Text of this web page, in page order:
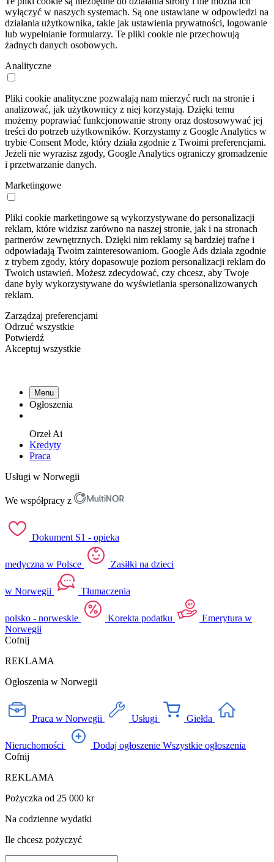
wyłączyć w naszych systemach. Są one ustawiane w odpowiedzi na
działania użytkownika, takie jak ustawienia prywatności, logowanie
lub wypełnianie formularzy. Te pliki cookie nie przechowują
żadnych danych osobowych.
Analityczne
Pliki cookie analityczne pozwalają nam mierzyć ruch na stronie i
analizować, jak użytkownicy z niej korzystają. Dzięki temu
możemy poprawiać funkcjonowanie strony oraz dostosowywać jej
treści do potrzeb użytkowników. Korzystamy z Google Analytics w
trybie Consent Mode, który działa zgodnie z Twoimi preferencjami.
Jeżeli nie wyrazisz zgody, Google Analytics ograniczy gromadzenie
i przetwarzanie danych.
Marketingowe
Pliki cookie marketingowe są wykorzystywane do personalizacji
reklam, które widzisz zarówno na naszej stronie, jak i na stronach
partnerów zewnętrznych. Dzięki nim reklamy są bardziej trafne i
odpowiadają Twoim zainteresowaniom. Google Ads działa zgodnie
z trybem zgody, który dopasowuje poziom personalizacji reklam do
Twoich ustawień. Możesz zdecydować, czy chcesz, aby Twoje
dane były wykorzystywane do wyświetlania spersonalizowanych
reklam.
Zarządzaj preferencjami
Odrzuć wszystkie
Potwierdź
Akceptuj wszystkie
Menu
Ogłoszenia
OrzełAi
Kredyty
Praca
Usługi w Norwegii
We współpracy z
Dokument S1 - opieka
medyczna w Polsce Zasiłki na dzieci
w Norwegii Tłumaczenia
polsko - norweskie Korekta podatku
Emerytura w
Norwegii
Cofnij
REKLAMA
Ogłoszenia w Norwegii
Praca w Norwegii Usługi Giełda
Nieruchomości Dodaj ogłoszenie Wszystkie ogłoszenia
Cofnij
REKLAMA
Pożyczka od 25 000 kr
Na codzienne wydatki
Ile chcesz pożyczyć